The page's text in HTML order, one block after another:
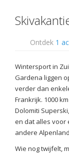
Ontdek 1
Wintersport in
Gardena liggen
verder dan
Frankrijk. 1000
Dolomiti
en dat alles voor
andere
Wie nog twijfelt,